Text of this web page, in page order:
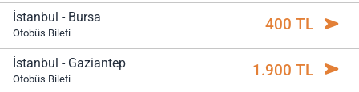
İstanbul - Bursa
Otobüs Bileti 400 TL
İstanbul - Gaziantep
Otobüs Bileti 1.900 TL